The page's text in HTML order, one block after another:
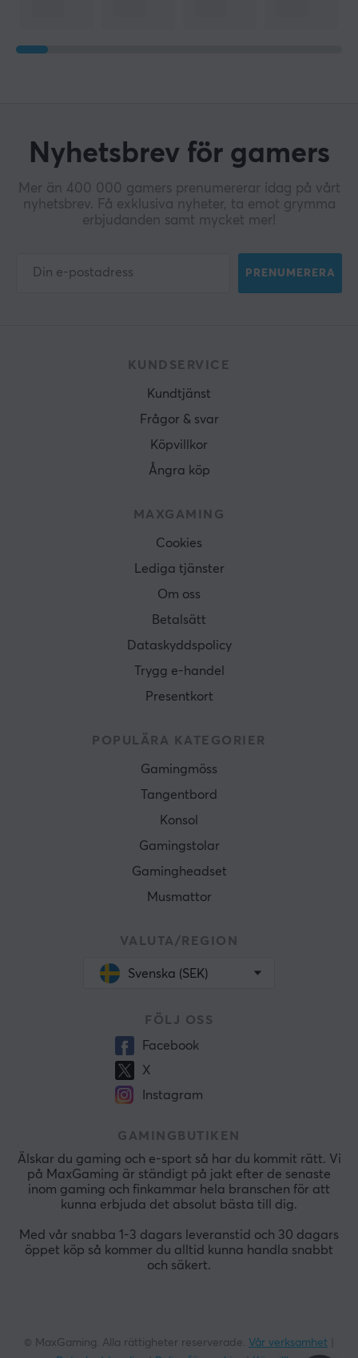
Nyhetsbrev för gamers
Mer än 400 000 gamers prenumererar idag på vårt
nyhetsbrev. Få exklusiva nyheter, ta emot grymma
erbjudanden samt mycket mer!
PRENUMERERA
KUNDSERVICE
Kundtjänst
Frågor & svar
Köpvillkor
Ångra köp
MAXGAMING
Cookies
Lediga tjänster
Om oss
Betalsätt
Dataskyddspolicy
Trygg e-handel
Presentkort
POPULÄRA KATEGORIER
Gamingmöss
Tangentbord
Konsol
Gamingstolar
Gamingheadset
Musmattor
VALUTA/REGION
Svenska (SEK)
FÖLJ OSS
Facebook
X
Instagram
GAMINGBUTIKEN
Älskar du gaming och e-sport så har du kommit rätt. Vi
på MaxGaming är ständigt på jakt efter de senaste
inom gaming och finkammar hela branschen för att
kunna erbjuda det absolut bästa till dig.
Med vår snabba 1-3 dagars leveranstid och 30 dagars
öppet köp så kommer du alltid kunna handla snabbt
och säkert.
© MaxGaming. Alla rättigheter reserverade. Vår verksamhet